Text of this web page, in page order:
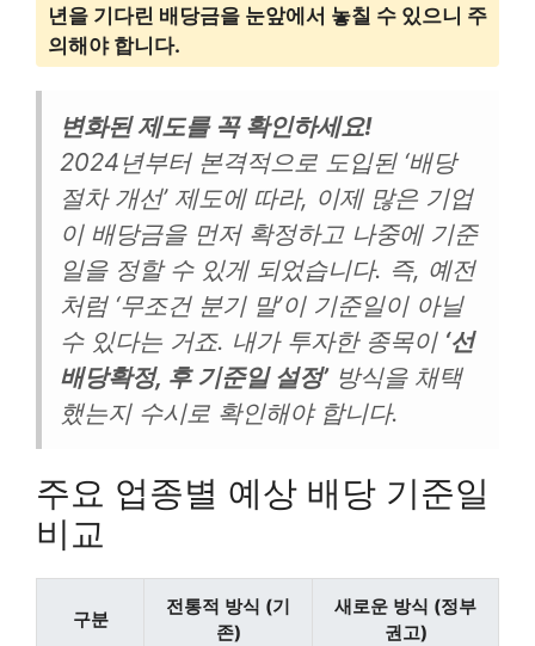
년을 기다린 배당금을 눈앞에서 놓칠 수 있으니 주
의해야 합니다.
변화된 제도를 꼭 확인하세요!
2024년부터 본격적으로 도입된 ‘배당
절차 개선’ 제도에 따라, 이제 많은 기업
이 배당금을 먼저 확정하고 나중에 기준
일을 정할 수 있게 되었습니다. 즉, 예전
처럼 ‘무조건 분기 말’이 기준일이 아닐
수 있다는 거죠. 내가 투자한 종목이 ‘선
배당확정, 후 기준일 설정’방식을 채택
했는지 수시로 확인해야 합니다.
주요 업종별 예상 배당 기준일
비교
구분
전통적 방식 (기
존)
새로운 방식 (정부
권고)